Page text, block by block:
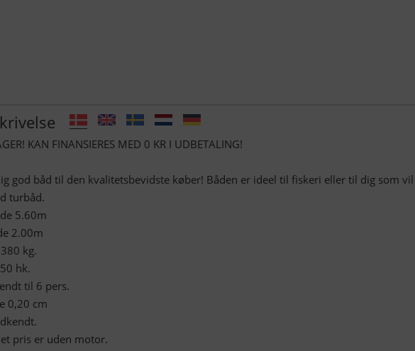
KAN FINANSIERES MED 0 KR I UDBETALING!
god båd til den kvalitetsbevidste køber! Båden er ideel til fiskeri eller til dig som
turbåd.
5.60m
2.00m
kg.
hk.
til 6 pers.
0,20 cm
pris er uden motor.